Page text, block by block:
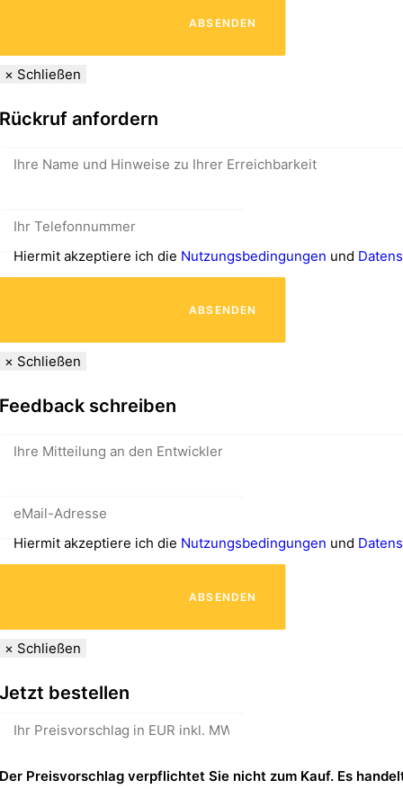
							ABSENDEN
× Schließen
anfordern
Hiermit akzeptiere ich die Nutzungsbedingungen und
							ABSENDEN
× Schließen
schreiben
Hiermit akzeptiere ich die Nutzungsbedingungen und
							ABSENDEN
× Schließen
bestellen
Preisvorschlag verpflichtet Sie nicht zum Kauf. Es